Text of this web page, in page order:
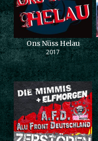
Ons Nüss Helau
2017